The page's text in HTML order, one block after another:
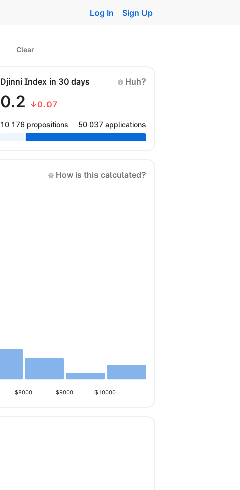
Log In Sign Up
Clear
Djinni Index in 30 days Huh?
0.2 ↓0.07
10 176 propositions 50 037 applications
How is this calculated?
$8000 $9000 $10000